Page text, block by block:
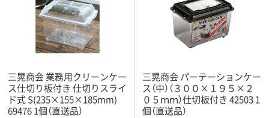
三晃商会 業務用クリーンケー
ス仕切り板付き 仕切りスライ
ド式 S(235×155×185mm)
69476 1個（直送品）
三晃商会 パーテーションケー
ス（中）（３００×１９５×２
０５ｍｍ）仕切板付き 42503 1
個（直送品）